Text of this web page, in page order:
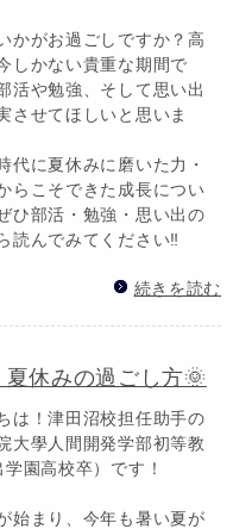
かがお過ごしですか？高
しかない貴重な期間で
活や勉強、そして思い出
させてほしいと思いま
代に夏休みに磨いた力・
らこそできた成長につい
ひ部活・勉強・思い出の
読んでみてください‼️
続きを読む
休みの過ごし方🌞
は！津田沼校担任助手の
大學人間開発学部初等教
園高校卒）です！
始まり、今年も暑い夏が